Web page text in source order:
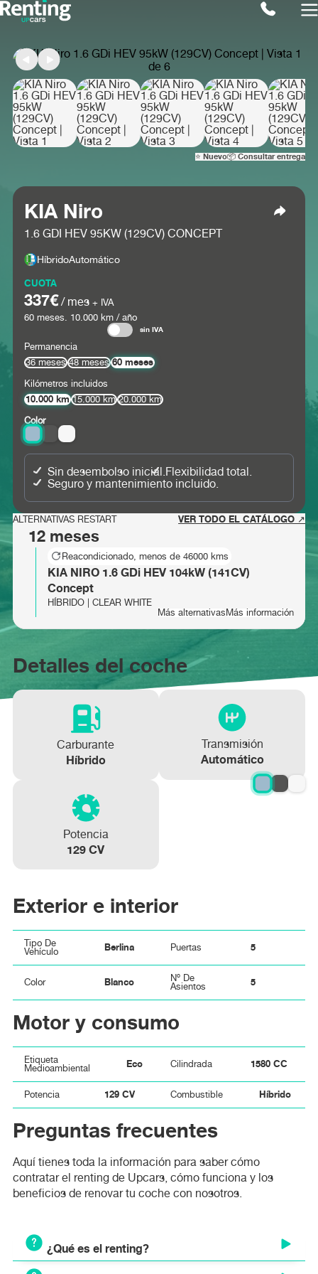
⭐ Nuevo📦 Consultar entrega
KIA Niro
1.6 GDI HEV 95KW (129CV) CONCEPT
HíbridoAutomático
CUOTA
337€/ mes + IVA
60meses. 10.000km / año
sin IVA
Permanencia
36 meses
48 meses 60 meses
Kilómetros incluidos
10.000 km 15.000 km
20.000 km
Color
Sin desembolso inicial.Flexibilidad total.
Seguro y mantenimiento incluido.
ALTERNATIVAS RESTART VER TODO EL CATÁLOGO ↗
12 meses
Reacondicionado, menos de 46000 kms
KIA NIRO 1.6 GDi HEV 104kW (141CV)
Concept
HÍBRIDO | CLEAR WHITE
Más alternativas
Más información
KIA NIRO e-Niro 150kW Emotion (Long
Range)
Detalles del coche
Carburante
Híbrido
Transmisión
Automático
Potencia
129 CV
Exterior e interior
Tipo De
Vehículo
Berlina Puertas 5
Color Blanco
Nº De
Asientos
5
Motor y consumo
Etiqueta
Medioambiental
Eco Cilindrada 1580 CC
Potencia 129 CV Combustible Híbrido
Preguntas frecuentes
Aquí tienes toda la información para saber cómo
contratar el renting de Upcars, cómo funciona y los
beneficios de renovar tu coche con nosotros.
¿Qué es el renting?